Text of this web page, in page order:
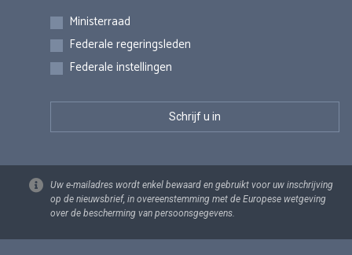
Inschrijvingen
Ministerraad
Federale regeringsleden
Federale instellingen
Uw e-mailadres wordt enkel bewaard en gebruikt voor uw inschrijving
op de nieuwsbrief, in overeenstemming met de Europese wetgeving
over de bescherming van persoonsgegevens.